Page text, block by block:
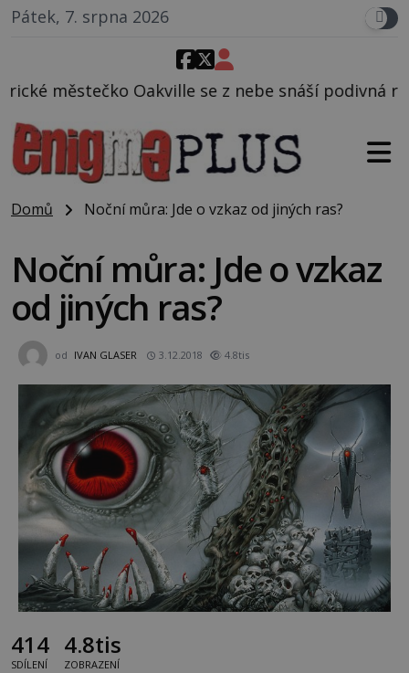
Pátek, 7. srpna 2026
se z nebe snáší podivná rosolovitá látka
Domů Noční můra: Jde o vzkaz od jiných ras?
Noční můra: Jde o vzkaz
od jiných ras?
od IVAN GLASER 3.12.2018 4.8tis
414
SDÍLENÍ
4.8tis
ZOBRAZENÍ